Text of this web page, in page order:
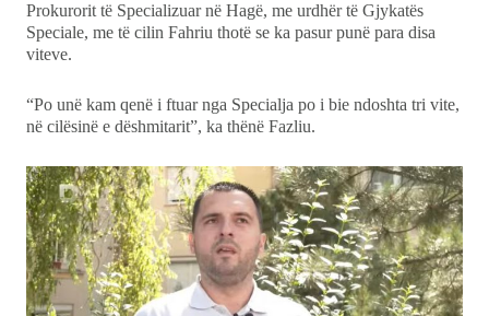
Prokurorit të Specializuar në Hagë, me urdhër të Gjykatës
Speciale, me të cilin Fahriu thotë se ka pasur punë para disa
viteve.
“Po unë kam qenë i ftuar nga Specialja po i bie ndoshta tri vite,
në cilësinë e dëshmitarit”, ka thënë Fazliu.